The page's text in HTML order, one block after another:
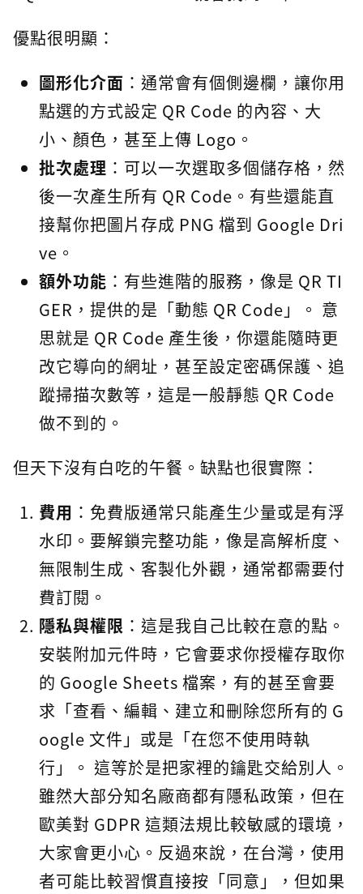
優點很明顯：
圖形化介面 ：通常會有個側邊欄，讓你用
點選的方式設定 QR Code 的內容、大
小、顏色，甚至上傳 Logo。
批次處理 ：可以一次選取多個儲存格，然
後一次產生所有 QR Code。有些還能直
接幫你把圖片存成 PNG 檔到 Google Dri
ve。
額外功能 ：有些進階的服務，像是 QR TI
GER，提供的是「動態 QR Code」。 意
思就是 QR Code 產生後，你還能隨時更
改它導向的網址，甚至設定密碼保護、追
蹤掃描次數等，這是一般靜態 QR Code
做不到的。
但天下沒有白吃的午餐。缺點也很實際：
費用 ：免費版通常只能產生少量或是有浮
水印。要解鎖完整功能，像是高解析度、
無限制生成、客製化外觀，通常都需要付
費訂閱。
隱私與權限 ：這是我自己比較在意的點。
安裝附加元件時，它會要求你授權存取你
的 Google Sheets 檔案，有的甚至會要
求「查看、編輯、建立和刪除您所有的 G
oogle 文件」或是「在您不使用時執
行」。 這等於是把家裡的鑰匙交給別人。
雖然大部分知名廠商都有隱私政策，但在
歐美對 GDPR 這類法規比較敏感的環境，
大家會更小心。反過來說，在台灣，使用
者可能比較習慣直接按「同意」，但如果